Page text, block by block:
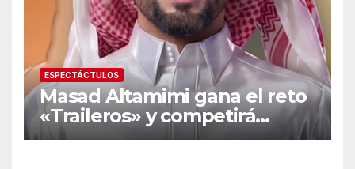
ESPECTÁCTULOS
Masad Altamimi gana el reto
«Traileros» y competirá
contra Moisés Peñaloza por